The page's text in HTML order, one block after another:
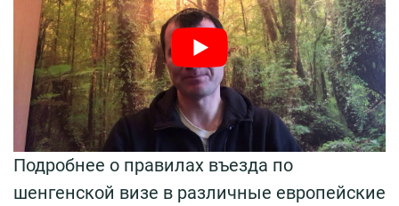
Подробнее о правилах въезда по
шенгенской визе в различные европейские